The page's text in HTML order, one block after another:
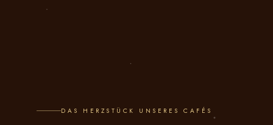
DAS HERZSTÜCK UNSERES CAFÉS